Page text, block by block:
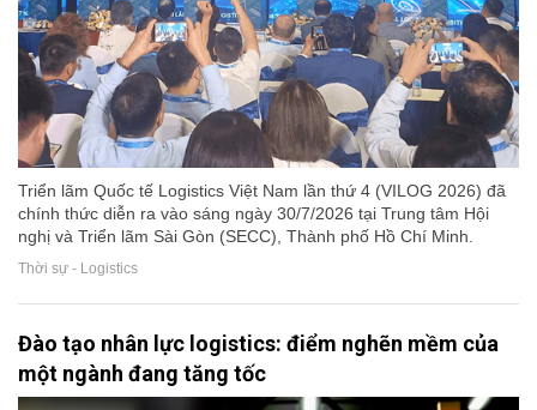
Triển lãm Quốc tế Logistics Việt Nam lần thứ 4 (VILOG 2026) đã
chính thức diễn ra vào sáng ngày 30/7/2026 tại Trung tâm Hội
nghị và Triển lãm Sài Gòn (SECC), Thành phố Hồ Chí Minh.
Thời sự - Logistics
Đào tạo nhân lực logistics: điểm nghẽn mềm của
một ngành đang tăng tốc